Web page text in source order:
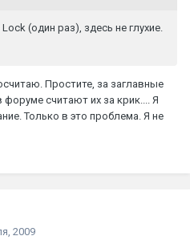
(один раз), здесь не глухие.
Простите, за заглавные
считают их за крик.... Я
Только в это проблема. Я не
2009